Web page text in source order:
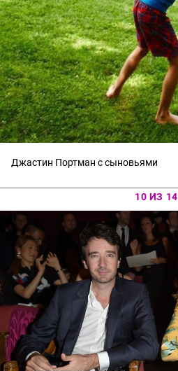
Джастин Портман с сыновьями
10 ИЗ 14